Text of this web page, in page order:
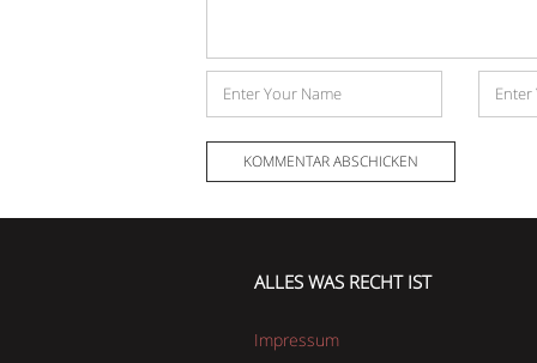
Name
Mail-
ALLES WAS RECHT IST
Impressum